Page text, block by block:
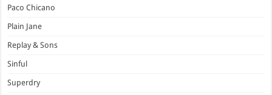
Paco Chicano
Plain Jane
Replay & Sons
Sinful
Superdry